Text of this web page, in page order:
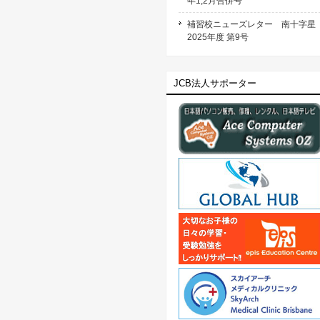
補習校ニューズレター 南十字
2025年度 第9号
JCB法人サポーター